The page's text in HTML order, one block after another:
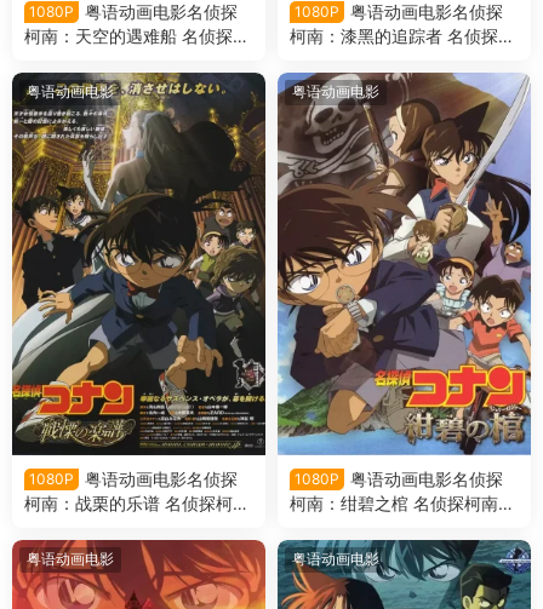
1080P
粤语动画电影名侦探
柯南：天空的遇难船 名侦探柯
粤语版
1080P
粤语动画电影名侦探
柯南：漆黑的追踪者 名侦探柯
粤语版
粤语动画电影
1080P
粤语动画电影名侦探
柯南：战栗的乐谱 名侦探柯南
版
粤语动画电影
1080P
粤语动画电影名侦探
柯南：绀碧之棺 名侦探柯南剧
粤语动画电影 粤语动画电影